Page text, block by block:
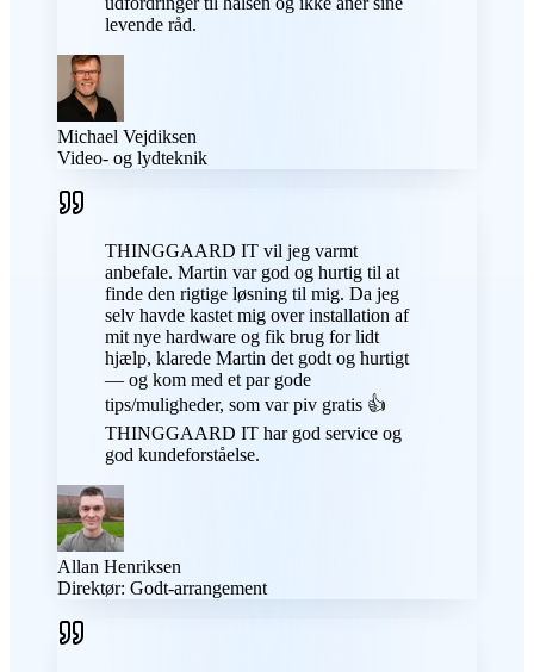
levende råd.
Michael Vejdiksen
Video- og lydteknik
THINGGAARD IT vil jeg varmt
anbefale. Martin var god og hurtig til at
finde den rigtige løsning til mig. Da jeg
selv havde kastet mig over installation af
mit nye hardware og fik brug for lidt
hjælp, klarede Martin det godt og hurtigt
— og kom med et par gode
tips/muligheder, som var piv gratis 👍
THINGGAARD IT har god service og
god kundeforståelse.
Allan Henriksen
Direktør: Godt-arrangement